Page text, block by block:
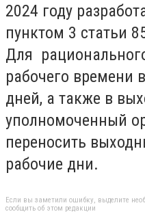
2024 году
пунктом 3 статьи
Для
рабочего времени
дней, а также в
уполномоченный
переносить
рабочие дни.
Если вы заметили ошибку, выделите
сообщить об этом редакции